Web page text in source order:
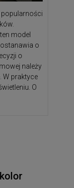
popularności
model
o
o
należy
W praktyce
O